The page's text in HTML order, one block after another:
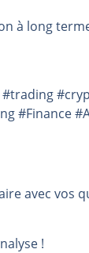
à long
#Finance
avec vos
!